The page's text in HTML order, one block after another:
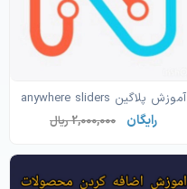
آموزش پلاگین anywhere sliders
رایگان 2,000,000 ریال